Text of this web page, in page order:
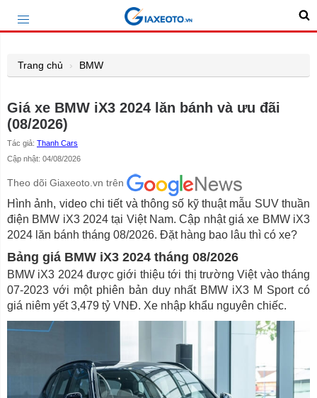
Trang chủ BMW
Giá xe BMW iX3 2024 lăn bánh và ưu đãi
(08/2026)
Tác giả: Thanh Cars
Cập nhật: 04/08/2026
Theo dõi Giaxeoto.vn trên
Hình ảnh, video chi tiết và thông số kỹ thuật mẫu SUV thuần
điện BMW iX3 2024 tại Việt Nam. Cập nhật giá xe BMW iX3
2024 lăn bánh tháng 08/2026. Đặt hàng bao lâu thì có xe?
Bảng giá BMW iX3 2024 tháng 08/2026
BMW iX3 2024 được giới thiệu tới thị trường Việt vào tháng
07-2023 với một phiên bản duy nhất BMW iX3 M Sport có
giá niêm yết 3,479 tỷ VNĐ. Xe nhập khẩu nguyên chiếc.